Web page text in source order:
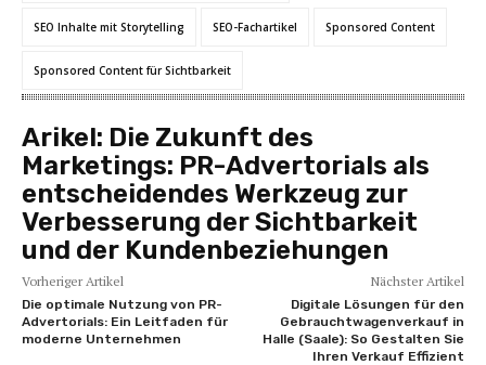
SEO Inhalte mit Storytelling SEO-Fachartikel Sponsored Content
Sponsored Content für Sichtbarkeit
Arikel: Die Zukunft des
Marketings: PR-Advertorials als
entscheidendes Werkzeug zur
Verbesserung der Sichtbarkeit
und der Kundenbeziehungen
Vorheriger Artikel
Die optimale Nutzung von PR-
Advertorials: Ein Leitfaden für
moderne Unternehmen
Nächster Artikel
Digitale Lösungen für den
Gebrauchtwagenverkauf in
Halle (Saale): So Gestalten Sie
Ihren Verkauf Effizient